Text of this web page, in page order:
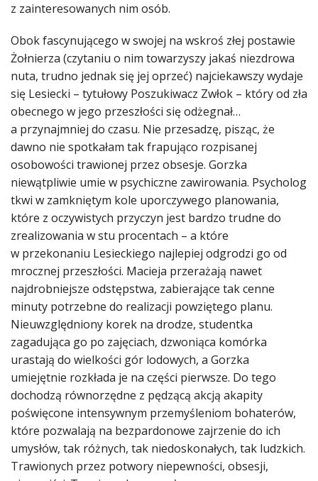
z zainteresowanych nim osób.
Obok fascynującego w swojej na wskroś złej postawie
Żołnierza (czytaniu o nim towarzyszy jakaś niezdrowa
nuta, trudno jednak się jej oprzeć) najciekawszy wydaje
się Lesiecki – tytułowy Poszukiwacz Zwłok – który od zła
obecnego w jego przeszłości się odżegnał…
a przynajmniej do czasu. Nie przesadzę, pisząc, że
dawno nie spotkałam tak frapująco rozpisanej
osobowości trawionej przez obsesje. Gorzka
niewątpliwie umie w psychiczne zawirowania. Psycholog
tkwi w zamkniętym kole uporczywego planowania,
które z oczywistych przyczyn jest bardzo trudne do
zrealizowania w stu procentach – a które
w przekonaniu Lesieckiego najlepiej odgrodzi go od
mrocznej przeszłości. Macieja przerażają nawet
najdrobniejsze odstępstwa, zabierające tak cenne
minuty potrzebne do realizacji powziętego planu.
Nieuwzględniony korek na drodze, studentka
zagadująca go po zajęciach, dzwoniąca komórka
urastają do wielkości gór lodowych, a Gorzka
umiejętnie rozkłada je na części pierwsze. Do tego
dochodzą równorzędne z pędzącą akcją akapity
poświęcone intensywnym przemyśleniom bohaterów,
które pozwalają na bezpardonowe zajrzenie do ich
umysłów, tak różnych, tak niedoskonałych, tak ludzkich.
Trawionych przez potwory niepewności, obsesji,